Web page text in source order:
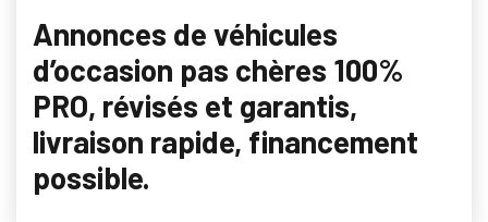
Annonces de véhicules
d’occasion pas chères 100%
PRO, révisés et garantis,
livraison rapide, financement
possible.